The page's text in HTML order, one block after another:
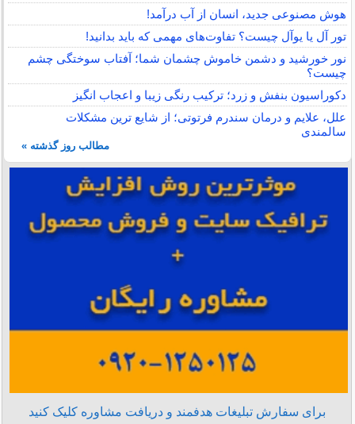
هوش مصنوعی جدید، انسان از آب درآمد!
تور آل یا یوآل چیست؟ تفاوت‌های مهمی که باید بدانید!
نور خورشید و دشمن خاموش چشمان شما؛ آفتاب سوختگی چشم
چیست؟
دکوراسیون بنفش و زرد؛ ترکیب رنگی زیبا و اعجاب انگیز
علل، علایم و درمان سندرم فرتوتی؛ از شایع ترین مشکلات
سالمندی
مطالب روز گذشته »
برای سفارش تبلیغات هدفمند و دریافت مشاوره کلیک کنید